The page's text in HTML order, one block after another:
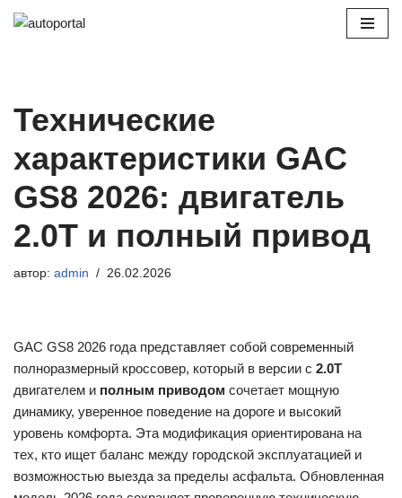
Технические
характеристики GAC
GS8 2026: двигатель
2.0T и полный привод
автор: admin 26.02.2026
GAC GS8 2026 года представляет собой современный
полноразмерный кроссовер, который в версии с 2.0T
двигателем и полным приводом сочетает мощную
динамику, уверенное поведение на дороге и высокий
уровень комфорта. Эта модификация ориентирована на
тех, кто ищет баланс между городской эксплуатацией и
возможностью выезда за пределы асфальта. Обновленная